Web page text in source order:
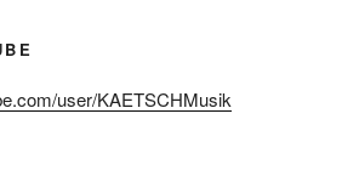
user/KAETSCHMusik